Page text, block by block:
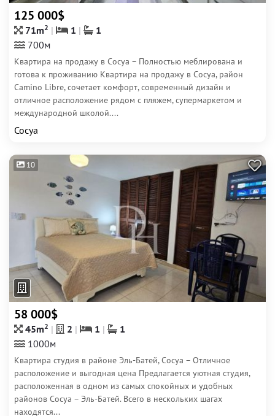
125 000$
71m2 1
1
700м
Квартира на продажу в Сосуа – Полностью меблирована и
готова к проживанию Квартира на продажу в Сосуа, район
Camino Libre, сочетает комфорт, современный дизайн и
отличное расположение рядом с пляжем, супермаркетом и
международной школой....
Сосуа
10
58 000$
45m2 2 1
1
1000м
Квартира студия в районе Эль-Батей, Сосуа – Отличное
расположение и выгодная цена Предлагается уютная студия,
расположенная в одном из самых спокойных и удобных
районов Сосуа – Эль-Батей. Всего в нескольких шагах
находятся...